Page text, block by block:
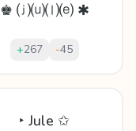
♚ ⒥⒰⒧⒠ ✱
+267 -45
‣ Jule ✩